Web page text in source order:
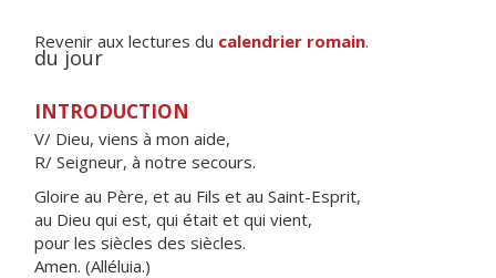
Revenir aux lectures du calendrier romain.
du jour
INTRODUCTION
V/ Dieu, viens à mon aide,
R/ Seigneur, à notre secours.
Gloire au Père, et au Fils et au Saint-Esprit,
au Dieu qui est, qui était et qui vient,
pour les siècles des siècles.
Amen. (Alléluia.)